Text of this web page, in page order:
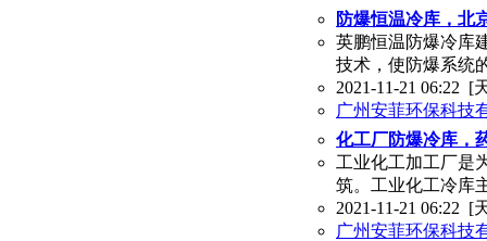
防爆恒温冷库，北
英鹏恒温防爆冷库
技术，使防爆系统
2021-11-21 06:22 [
广州安菲环保科技
化工厂防爆冷库，
工业化工加工厂是
筑。工业化工冷库
2021-11-21 06:22 [
广州安菲环保科技